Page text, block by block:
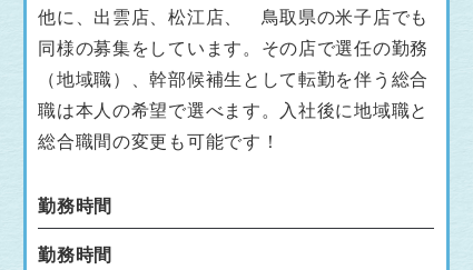
他に、出雲店、松江店、 鳥取県の米子店でも
同様の募集をしています。その店で選任の勤務
（地域職）、幹部候補生として転勤を伴う総合
職は本人の希望で選べます。入社後に地域職と
総合職間の変更も可能です！
勤務時間
勤務時間